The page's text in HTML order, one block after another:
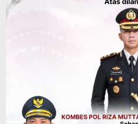
Tahura Sultan Adam
Kebakaran Lahan,
Dipadamkan,
Memimpin
Advertorial Pemkab Balangan